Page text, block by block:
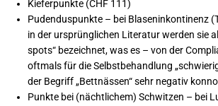
Kieferpunkte (CHF 111)
Pudenduspunkte – bei Blaseninkontinenz
in der ursprünglichen Literatur werden sie
spots“ bezeichnet, was es – von der
oftmals für die Selbstbehandlung
der Begriff „Bettnässen“ sehr negativ
Punkte bei (nächtlichem) Schwitzen – bei